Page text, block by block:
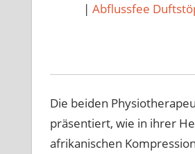
| Abflussfee
Die beiden
präsentiert, wie in ihrer
afrikanischen